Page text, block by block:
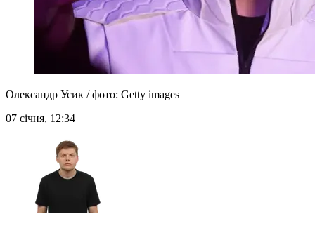
Олександр Усик / фото: Getty images
07 січня, 12:34